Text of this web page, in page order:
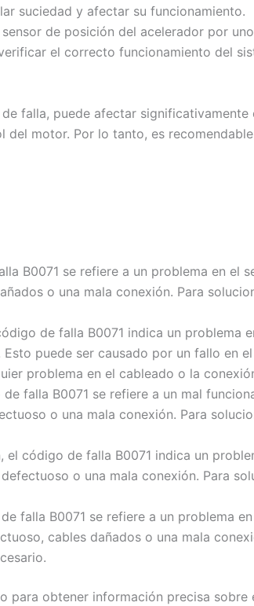
suciedad y afectar su funcionamiento.
de posición del acelerador por
el correcto funcionamiento del
falla, puede afectar
motor. Por lo tanto, es
B0071 se refiere a un problema en el
o una mala conexión. Para
de falla B0071 indica un problema
puede ser causado por un fallo en
problema en el cableado o la
falla B0071 se refiere a un mal
o una mala conexión. Para
el código de falla B0071 indica un
o una mala conexión. Para
falla B0071 se refiere a un problema
cables dañados o una mala
para obtener información precisa